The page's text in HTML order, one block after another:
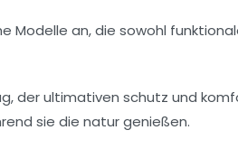
Modelle an, die sowohl